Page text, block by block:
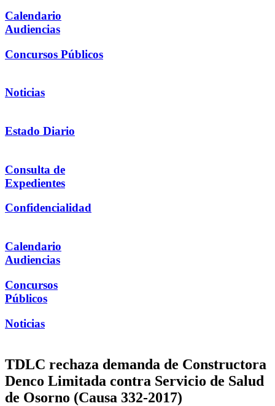
Calendario
Audiencias
Concursos Públicos
Noticias
Estado Diario
Consulta de
Expedientes
Confidencialidad
Calendario
Audiencias
Concursos
Públicos
Noticias
TDLC rechaza demanda de Constructora
Denco Limitada contra Servicio de Salud
de Osorno (Causa 332-2017)